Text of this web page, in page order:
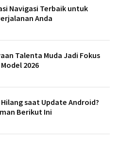
Navigasi Terbaik untuk
Anda
Talenta Muda Jadi Fokus
2026
saat Update Android?
Berikut Ini